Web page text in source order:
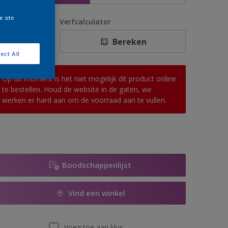
Verfcalculator
Bereken
Op dit moment is het niet mogelijk dit product online
te bestellen. Houd de website in de gaten, we
werken er hard aan om de voorraad aan te vullen.
Boodschappenlijst
Vind een winkel
site
All